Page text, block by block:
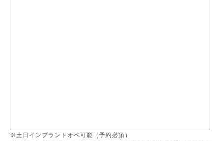
※土日インプラントオペ可能（予約必須）